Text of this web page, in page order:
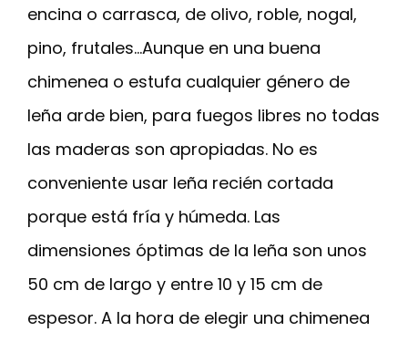
encina o carrasca, de olivo, roble, nogal,
pino, frutales…Aunque en una buena
chimenea o estufa cualquier género de
leña arde bien, para fuegos libres no todas
las maderas son apropiadas. No es
conveniente usar leña recién cortada
porque está fría y húmeda. Las
dimensiones óptimas de la leña son unos
50 cm de largo y entre 10 y 15 cm de
espesor. A la hora de elegir una chimenea